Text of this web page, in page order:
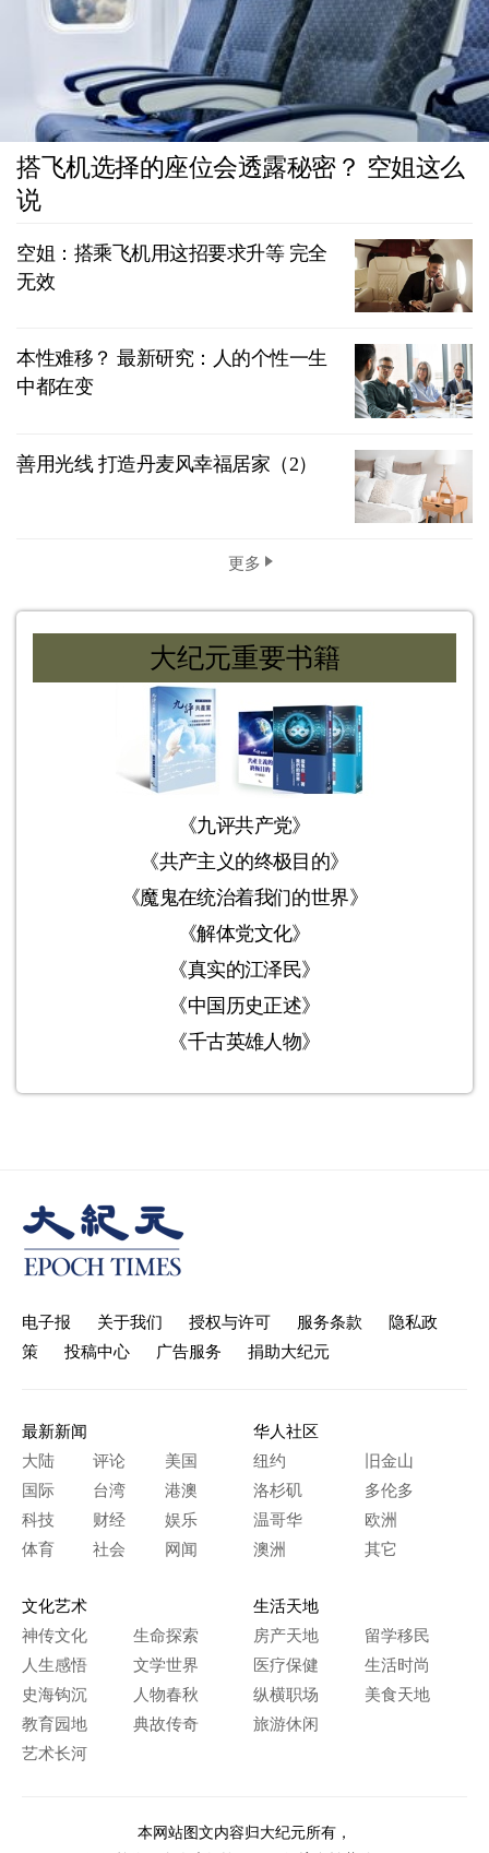
搭飞机选择的座位会透露秘密？ 空姐这么
说
空姐：搭乘飞机用这招要求升等 完全
无效
本性难移？ 最新研究：人的个性一生
中都在变
善用光线 打造丹麦风幸福居家（2）
更多
大纪元重要书籍
《九评共产党》
《共产主义的终极目的》
《魔鬼在统治着我们的世界》
《解体党文化》
《真实的江泽民》
《中国历史正述》
《千古英雄人物》
电子报 关于我们 授权与许可 服务条款
隐私政
策
投稿中心 广告服务 捐助大纪元
最新新闻
大陆
评论
美国
国际
台湾
港澳
科技
财经
娱乐
体育
社会 网闻
华人社区
纽约
旧金山
洛杉矶
多伦多
温哥华
欧洲
澳洲
其它
文化艺术
神传文化
生命探索
人生感悟
文学世界
史海钩沉
人物春秋
教育园地
典故传奇
艺术长河
生活天地
房产天地
留学移民
医疗保健
生活时尚
纵横职场
美食天地
旅游休闲
本网站图文内容归大纪元所有，